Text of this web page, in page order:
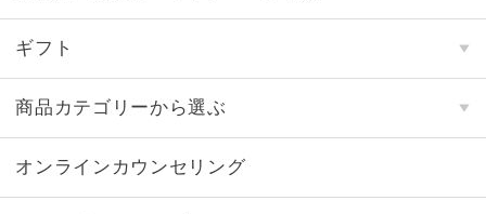
ギフト
商品カテゴリーから選ぶ
オンラインカウンセリング